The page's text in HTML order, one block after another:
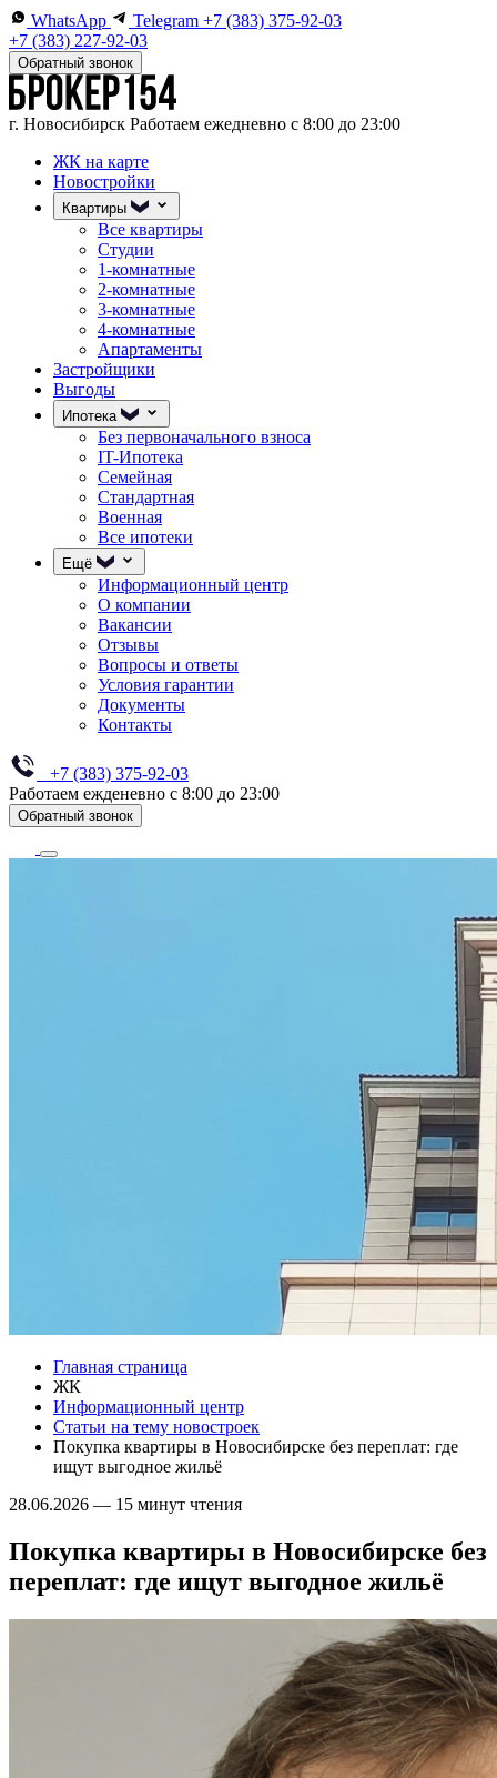
WhatsApp Telegram +7 (383) 375-92-03
+7 (383) 227-92-03
Обратный звонок
г. Новосибирск Работаем ежедневно с 8:00 до 23:00
ЖК на карте
Новостройки
Квартиры
Все квартиры
Студии
1-комнатные
2-комнатные
3-комнатные
4-комнатные
Апартаменты
Застройщики
Выгоды
Ипотека
Без первоначального взноса
IT-Ипотека
Семейная
Стандартная
Военная
Все ипотеки
Ещё
Информационный центр
О компании
Вакансии
Отзывы
Вопросы и ответы
Условия гарантии
Документы
Контакты
+7 (383) 375-92-03
Работаем ежденевно с 8:00 до 23:00
Обратный звонок
Главная страница
ЖК
Информационный центр
Статьи на тему новостроек
Покупка квартиры в Новосибирске без переплат: где
ищут выгодное жильё
28.06.2026 — 15 минут чтения
Покупка квартиры в Новосибирске без
переплат: где ищут выгодное жильё